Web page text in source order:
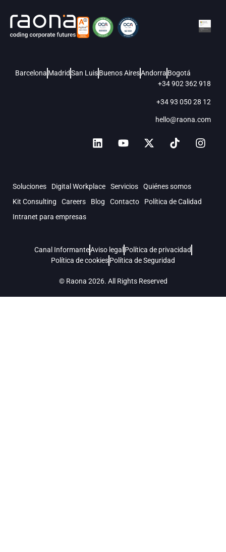
Barcelona MadridSan LuisBuenos AiresAndorra Bogotá
+34 902 362 918
+34 93 050 28 12
hello@raona.com
Soluciones Digital Workplace Servicios
Quiénes somos
Kit Consulting
Careers Blog Contacto
Política de Calidad
Intranet para empresas
© Raona 2026. All Rights Reserved
Canal InformanteAviso legal Política de privacidad
Política de cookiesPolítica de Seguridad